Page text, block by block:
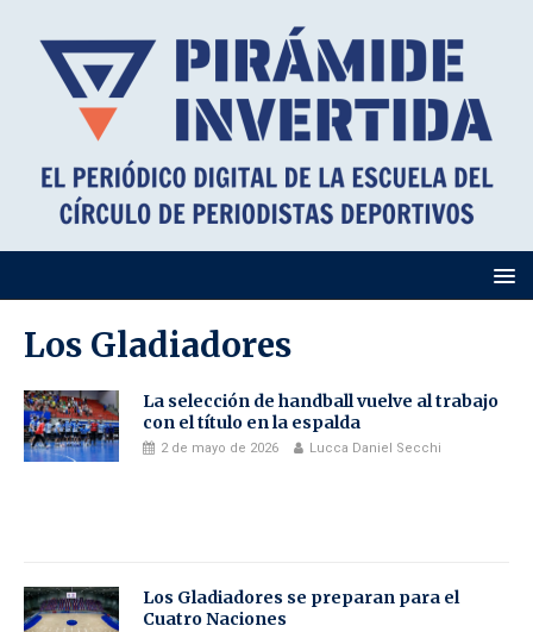
Los Gladiadores
La selección de handball vuelve al trabajo
con el título en la espalda
2 de mayo de 2026 Lucca Daniel Secchi
Los Gladiadores se preparan para el
Cuatro Naciones